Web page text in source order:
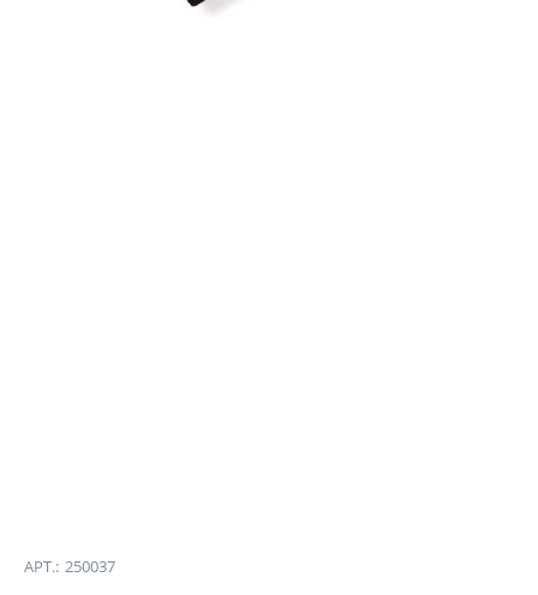
АРТ.: 250037